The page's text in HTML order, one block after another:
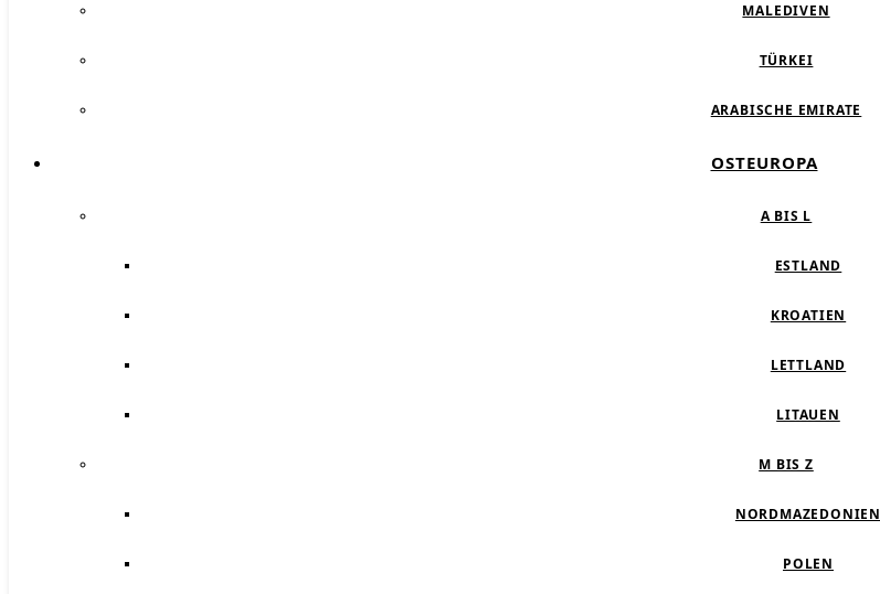
MALEDIVEN
TÜRKEI
ARABISCHE EMIRATE
OSTEUROPA
A BIS L
ESTLAND
KROATIEN
LETTLAND
LITAUEN
M BIS Z
NORDMAZEDONIEN
POLEN